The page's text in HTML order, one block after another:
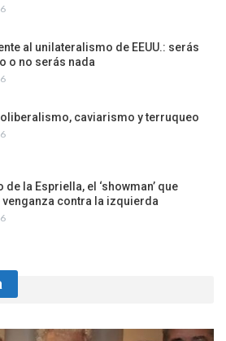
al unilateralismo de EEUU.: serás
o no serás nada
caviarismo y terruqueo
de la Espriella, el ‘showman’ que
venganza contra la izquierda